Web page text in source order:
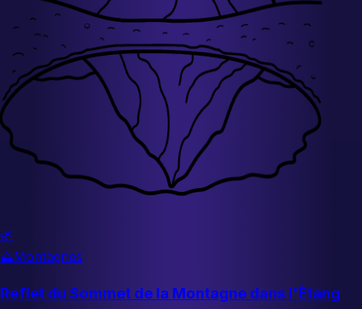
🌿
⛰️Montagnes
Reflet du Sommet de la Montagne dans l'Étang